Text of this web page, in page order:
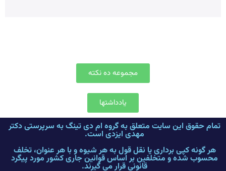
مجموعه ده نکته
یادداشتها
تمام حقوق این سایت متعلق به گروه ام دی تینگ به سرپرستی دکتر
مهدی ایزدی است.
هر گونه کپی برداری یا نقل قول به هر شیوه و با هر عنوان، تخلف
محسوب شده و متخلفین بر اساس قوانین جاری کشور مورد پیگرد
قانونی قرار می گیرند.